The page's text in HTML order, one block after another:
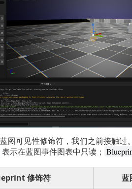
图可见性修饰符，我们之前接触过
表示在蓝图事件图表中只读；
修饰符 蓝